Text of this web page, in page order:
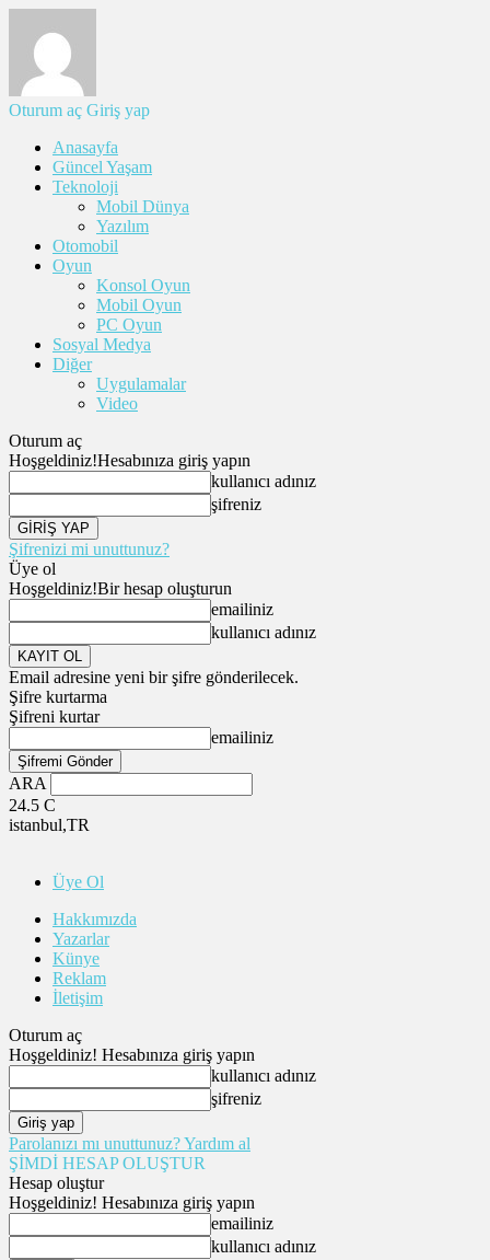
Oturum aç Giriş yap
Anasayfa
Güncel Yaşam
Teknoloji
Mobil Dünya
Yazılım
Otomobil
Oyun
Konsol Oyun
Mobil Oyun
PC Oyun
Sosyal Medya
Diğer
Uygulamalar
Video
Oturum aç
Hoşgeldiniz!Hesabınıza giriş yapın
kullanıcı adınız
şifreniz
Şifrenizi mi unuttunuz?
Üye ol
Hoşgeldiniz!Bir hesap oluşturun
emailiniz
kullanıcı adınız
Email adresine yeni bir şifre gönderilecek.
Şifre kurtarma
Şifreni kurtar
emailiniz
ARA
24.5 C
istanbul,TR
Üye Ol
Hakkımızda
Yazarlar
Künye
Reklam
İletişim
Oturum aç
Hoşgeldiniz! Hesabınıza giriş yapın
kullanıcı adınız
şifreniz
Parolanızı mı unuttunuz? Yardım al
ŞİMDİ HESAP OLUŞTUR
Hesap oluştur
Hoşgeldiniz! Hesabınıza giriş yapın
emailiniz
kullanıcı adınız